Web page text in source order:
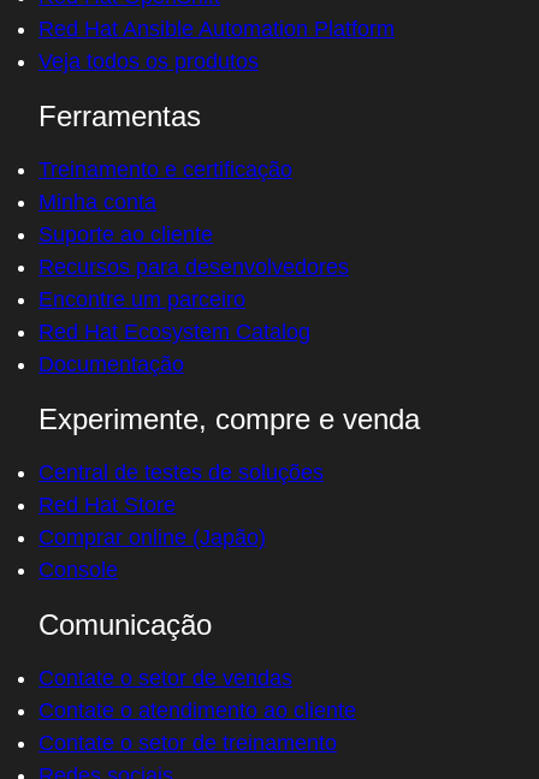
Red Hat AI
Red Hat Enterprise Linux
Red Hat OpenShift
Red Hat Ansible Automation Platform
Ferramentas
Treinamento e certificação
Minha conta
Suporte ao cliente
Recursos para desenvolvedores
Encontre um parceiro
Red Hat Ecosystem Catalog
Experimente, compre e venda
Central de testes de soluções
Red Hat Store
Comprar online (Japão)
Comunicação
Contate o setor de vendas